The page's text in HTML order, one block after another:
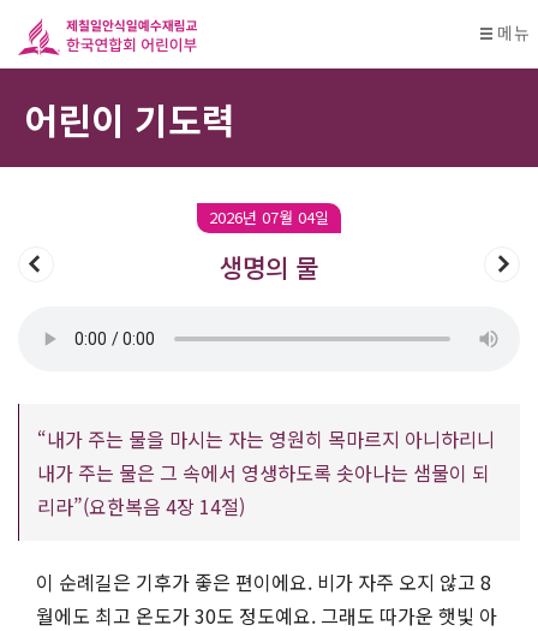
메뉴
어린이 기도력
2026년 07월 04일
생명의 물
“내가 주는 물을 마시는 자는 영원히 목마르지 아니하리니
내가 주는 물은 그 속에서 영생하도록 솟아나는 샘물이 되
리라”(요한복음 4장 14절)
이 순례길은 기후가 좋은 편이에요. 비가 자주 오지 않고 8
월에도 최고 온도가 30도 정도예요. 그래도 따가운 햇빛 아